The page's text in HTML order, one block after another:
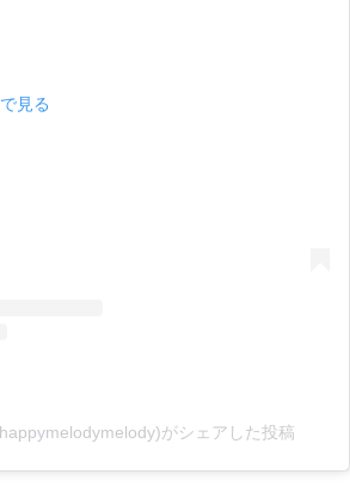
見る
がシェアした投稿